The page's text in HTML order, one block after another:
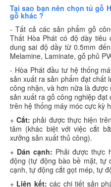
Tại sao bạn nên chọn tủ gỗ
gỗ khác ?
- Tất cả các sản phẩm gỗ
Thất Hòa Phát có độ dày tiêu
dung sai độ dầy từ 0.5mm
Melamine, Laminate, gỗ phủ
- Hòa Phát đầu tư hệ thống
sản xuất ra sản phẩm đạt chất
công nhận, và hơn nữa là
sản xuất ra gỗ công nghiệp
trên hệ thống máy móc cực kỳ
+Cắt: phải được thực hiện
tâm (khác biệt với việc cắt
xưởng sản xuất thủ công).
+ Dán cạnh: Phải được thực
động (tự động bào bề mặt, tự
cạnh, tự động cắt gọt mép, tự
+ Liên kết: các chi tiết sản